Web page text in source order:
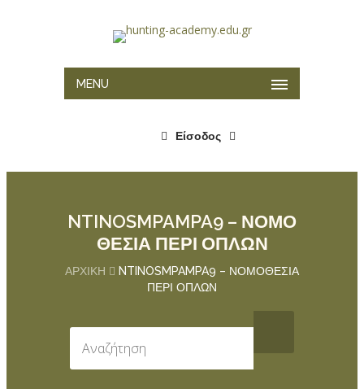
MENU
Είσοδος
NTINOSMPAMPA9 – ΝΟΜΟ
ΘΕΣΙΑ ΠΕΡΙ ΟΠΛΩΝ
ΑΡΧΙΚΉ
NTINOSMPAMPA9 – ΝΟΜΟΘΕΣΙΑ
ΠΕΡΙ ΟΠΛΩΝ